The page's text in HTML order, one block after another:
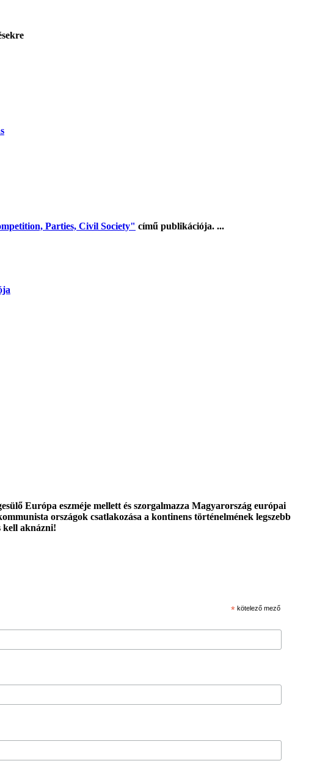
Parties, Civil Society" című publikációja. ...
Európa eszméje mellett és szorgalmazza Magyarország európai
országok csatlakozása a kontinens történelmének legszebb
kell aknázni!
* kötelező mező